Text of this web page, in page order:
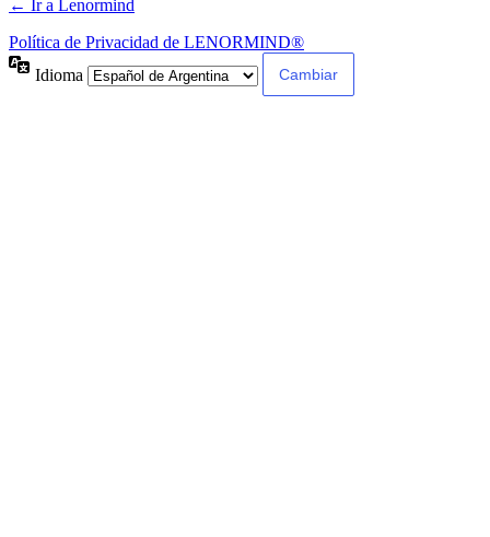
← Ir a Lenormind
Política de Privacidad de LENORMIND®
Idioma